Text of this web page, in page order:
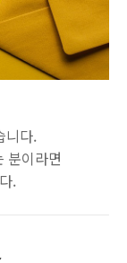
니다.
분이라면
.